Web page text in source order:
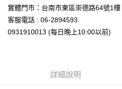
付款後全家取貨
每筆NT$65，滿NT$999(含以上)免運費
7-11取貨付款
每筆NT$65，滿NT$999(含以上)免運費
實體門市：台南市東區崇德路64號1樓
客服電話 : 06-2894593
0931910013 (每日晚上10:00以前)
詳細說明